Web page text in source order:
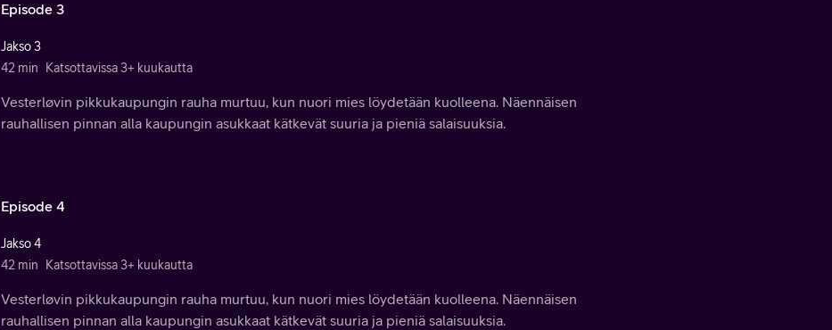
Episode 3
Jakso 3
42 min
Katsottavissa 3+ kuukautta
Vesterløvin pikkukaupungin rauha murtuu, kun nuori mies löydetään kuolleena. Näennäisen
rauhallisen pinnan alla kaupungin asukkaat kätkevät suuria ja pieniä salaisuuksia.
Episode 4
Jakso 4
42 min
Katsottavissa 3+ kuukautta
Vesterløvin pikkukaupungin rauha murtuu, kun nuori mies löydetään kuolleena. Näennäisen
rauhallisen pinnan alla kaupungin asukkaat kätkevät suuria ja pieniä salaisuuksia.